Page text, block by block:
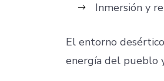
Inmersión y
El entorno
energía del pueblo